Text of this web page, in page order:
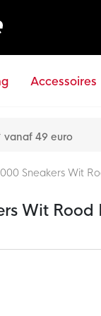
Accessoires
vanaf 49 euro
Sneakers Wit
Wit Rood